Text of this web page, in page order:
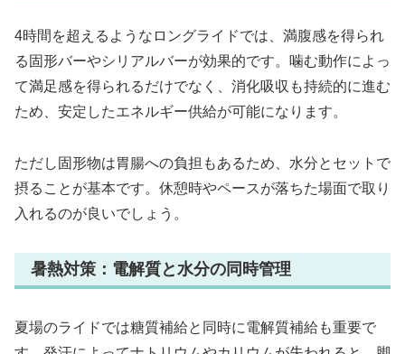
4時間を超えるようなロングライドでは、満腹感を得られ
る固形バーやシリアルバーが効果的です。噛む動作によっ
て満足感を得られるだけでなく、消化吸収も持続的に進む
ため、安定したエネルギー供給が可能になります。
ただし固形物は胃腸への負担もあるため、水分とセットで
摂ることが基本です。休憩時やペースが落ちた場面で取り
入れるのが良いでしょう。
暑熱対策：電解質と水分の同時管理
夏場のライドでは糖質補給と同時に電解質補給も重要で